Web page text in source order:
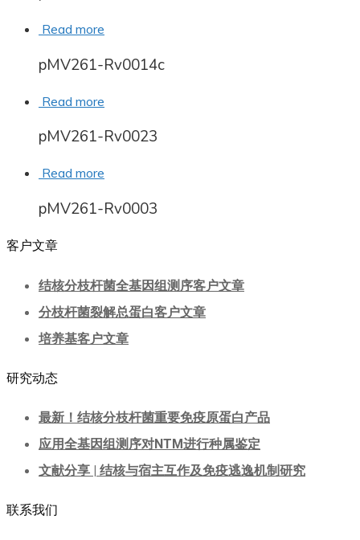
Read more
pMV261-Rv0014c
Read more
pMV261-Rv0023
Read more
pMV261-Rv0003
客户文章
结核分枝杆菌全基因组测序客户文章
分枝杆菌裂解总蛋白客户文章
培养基客户文章
研究动态
最新！结核分枝杆菌重要免疫原蛋白产品
应用全基因组测序对NTM进行种属鉴定
文献分享 | 结核与宿主互作及免疫逃逸机制研究
联系我们